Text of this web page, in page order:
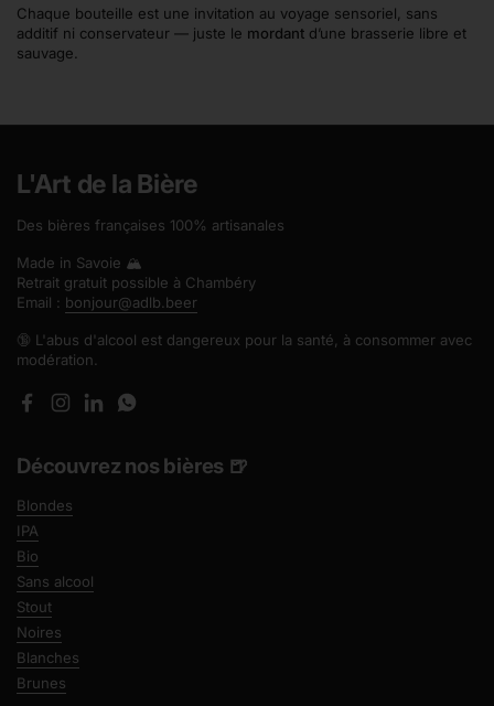
Chaque bouteille est une invitation au voyage sensoriel, sans
additif ni conservateur — juste le mordant d’une brasserie libre et
sauvage.
L'Art de la Bière
Des bières françaises 100% artisanales
Made in Savoie 🏔️
Retrait gratuit possible à Chambéry
Email : bonjour@adlb.beer
🔞 L'abus d'alcool est dangereux pour la santé, à consommer avec
modération.
FacebookInstagram
LinkedInWhatsApp
Découvrez nos bières 🍺
Blondes
IPA
Bio
Sans alcool
Stout
Noires
Blanches
Brunes